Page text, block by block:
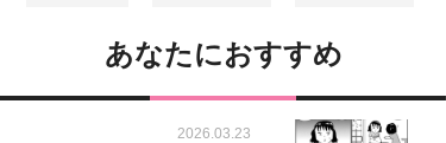
あなたにおすすめ
2026.03.23